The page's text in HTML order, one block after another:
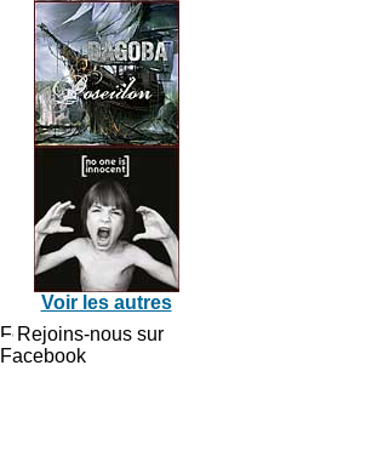
Voir les autres
Rejoins-nous sur
Facebook